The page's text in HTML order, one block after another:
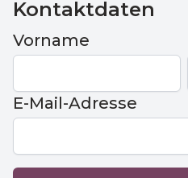
Kontaktdaten
Vorname
E-Mail-Adresse